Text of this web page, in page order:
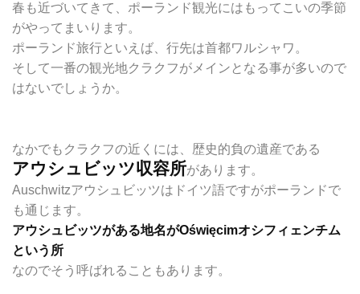
春も近づいてきて、ポーランド観光にはもってこいの季節
がやってまいります。
ポーランド旅行といえば、行先は首都ワルシャワ。
そして一番の観光地クラクフがメインとなる事が多いので
はないでしょうか。
なかでもクラクフの近くには、歴史的負の遺産である
アウシュビッツ収容所があります。
Auschwitzアウシュビッツはドイツ語ですがポーランドで
も通じます。
アウシュビッツがある地名がOświęcimオシフィェンチム
という所
なのでそう呼ばれることもあります。